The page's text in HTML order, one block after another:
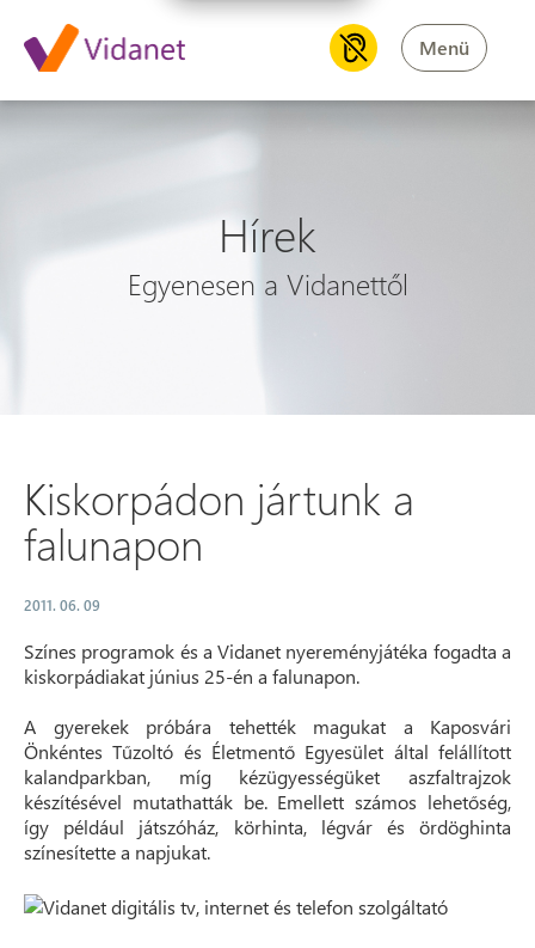
Menü
Hírek
Egyenesen a Vidanettől
Kiskorpádon jártunk a
falunapon
2011. 06. 09
Színes programok és a Vidanet nyereményjátéka fogadta a
kiskorpádiakat június 25-én a falunapon.
A gyerekek próbára tehették magukat a Kaposvári
Önkéntes Tűzoltó és Életmentő Egyesület által felállított
kalandparkban, míg kézügyességüket aszfaltrajzok
készítésével mutathatták be. Emellett számos lehetőség,
így például játszóház, körhinta, légvár és ördöghinta
színesítette a napjukat.